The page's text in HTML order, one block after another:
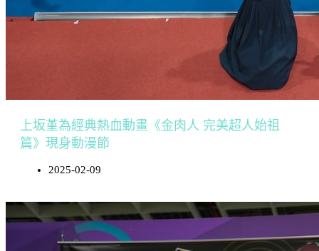
上坂堇為經典熱血動畫《金肉人 完美超人始祖
篇》現身動漫節
2025-02-09